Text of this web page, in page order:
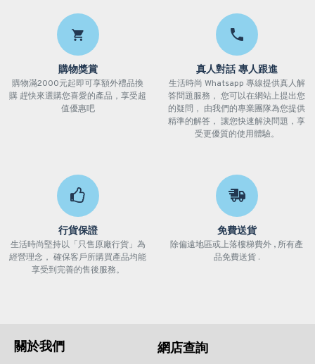
購物獎賞
購物滿2000元起即可享額外禮品換
購 趕快來選購您喜愛的產品，享受超
值優惠吧
真人對話 專人跟進
生活時尚 Whatsapp 專線提供真人解
答問題服務， 您可以在網站上提出您
的疑問， 由我們的專業團隊為您提供
精準的解答， 讓您快速解決問題，享
受更優質的使用體驗。
行貨保證
生活時尚堅持以「只售原廠行貨」為
經營理念， 確保客戶所購買產品均能
享受到完善的售後服務。
免費送貨
除偏遠地區或上落樓梯費外 , 所有產
品免費送貨 .
關於我們 網店查詢